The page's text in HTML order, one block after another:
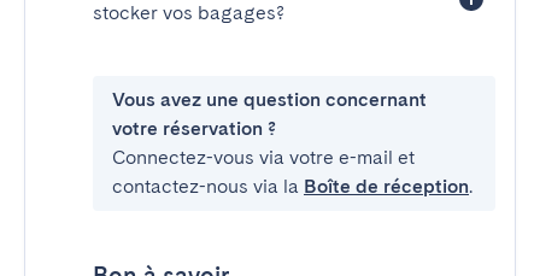
stocker vos bagages?
Vous avez une question concernant
votre réservation ?
Connectez-vous via votre e-mail et
contactez-nous via la Boîte de réception.